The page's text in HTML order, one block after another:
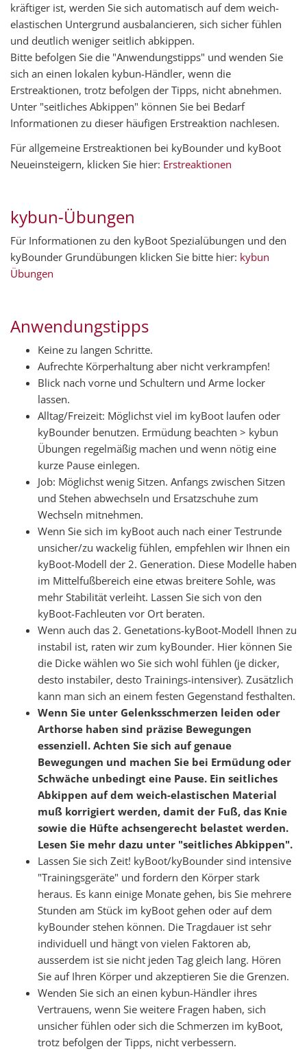
kräftiger ist, werden Sie sich automatisch auf dem weich-
elastischen Untergrund ausbalancieren, sich sicher fühlen
und deutlich weniger seitlich abkippen.
Bitte befolgen Sie die "Anwendungstipps" und wenden Sie
sich an einen lokalen kybun-Händler, wenn die
Erstreaktionen, trotz befolgen der Tipps, nicht abnehmen.
Unter "seitliches Abkippen" können Sie bei Bedarf
Informationen zu dieser häufigen Erstreaktion nachlesen.
Für allgemeine Erstreaktionen bei kyBounder und kyBoot
Neueinsteigern, klicken Sie hier: Erstreaktionen
kybun-Übungen
Für Informationen zu den kyBoot Spezialübungen und den
kyBounder Grundübungen klicken Sie bitte hier: kybun
Übungen
Anwendungstipps
Keine zu langen Schritte.
Aufrechte Körperhaltung aber nicht verkrampfen!
Blick nach vorne und Schultern und Arme locker
lassen.
Alltag/Freizeit: Möglichst viel im kyBoot laufen oder
kyBounder benutzen. Ermüdung beachten > kybun
Übungen regelmäßig machen und wenn nötig eine
kurze Pause einlegen.
Job: Möglichst wenig Sitzen. Anfangs zwischen Sitzen
und Stehen abwechseln und Ersatzschuhe zum
Wechseln mitnehmen.
Wenn Sie sich im kyBoot auch nach einer Testrunde
unsicher/zu wackelig fühlen, empfehlen wir Ihnen ein
kyBoot-Modell der 2. Generation. Diese Modelle haben
im Mittelfußbereich eine etwas breitere Sohle, was
mehr Stabilität verleiht. Lassen Sie sich von den
kyBoot-Fachleuten vor Ort beraten.
Wenn auch das 2. Genetations-kyBoot-Modell Ihnen zu
instabil ist, raten wir zum kyBounder. Hier können Sie
die Dicke wählen wo Sie sich wohl fühlen (je dicker,
desto instabiler, desto Trainings-intensiver). Zusätzlich
kann man sich an einem festen Gegenstand festhalten.
Wenn Sie unter Gelenksschmerzen leiden oder
Arthorse haben sind präzise Bewegungen
essenziell. Achten Sie sich auf genaue
Bewegungen und machen Sie bei Ermüdung oder
Schwäche unbedingt eine Pause. Ein seitliches
Abkippen auf dem weich-elastischen Material
muß korrigiert werden, damit der Fuß, das Knie
sowie die Hüfte achsengerecht belastet werden.
Lesen Sie mehr dazu unter "seitliches Abkippen".
Lassen Sie sich Zeit! kyBoot/kyBounder sind intensive
"Trainingsgeräte" und fordern den Körper stark
heraus. Es kann einige Monate gehen, bis Sie mehrere
Stunden am Stück im kyBoot gehen oder auf dem
kyBounder stehen können. Die Tragdauer ist sehr
individuell und hängt von vielen Faktoren ab,
ausserdem ist sie nicht jeden Tag gleich lang. Hören
Sie auf Ihren Körper und akzeptieren Sie die Grenzen.
Wenden Sie sich an einen kybun-Händler ihres
Vertrauens, wenn Sie weitere Fragen haben, sich
unsicher fühlen oder sich die Schmerzen im kyBoot,
trotz befolgen der Tipps, nicht verbessern.